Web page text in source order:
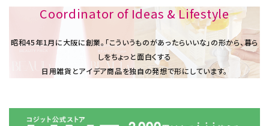
Coordinator of Ideas & Lifestyle
昭和45年1⽉に大阪に創業。「こういうものがあったらいいな」の形から、暮ら
しをちょっと面白くする
日用雑貨とアイデア商品を独自の発想で形にしています。